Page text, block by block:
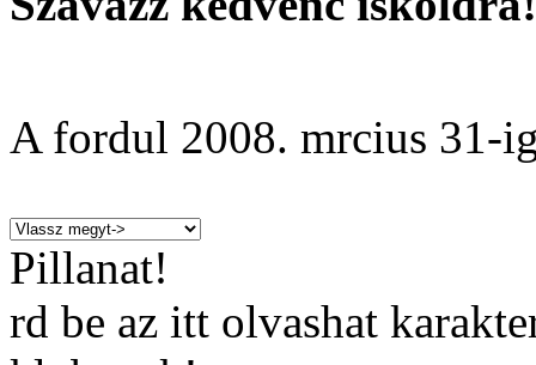
A fordul 2008. mrcius 31-
Pillanat!
rd be az itt olvashat